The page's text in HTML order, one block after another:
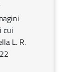
cui
L. R.